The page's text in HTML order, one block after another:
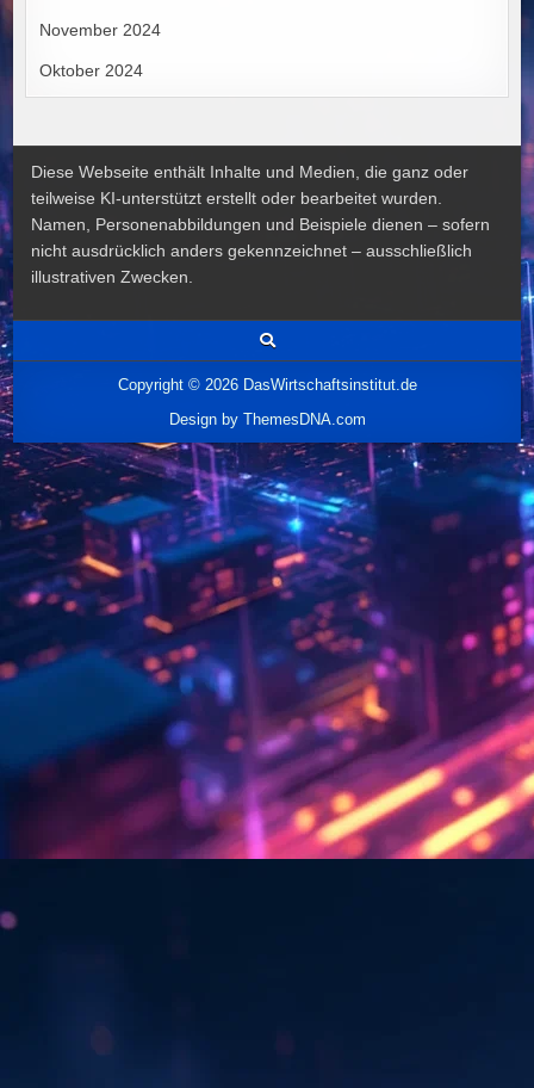
November 2024
Oktober 2024
Diese Webseite enthält Inhalte und Medien, die ganz oder
teilweise KI-unterstützt erstellt oder bearbeitet wurden.
Namen, Personenabbildungen und Beispiele dienen – sofern
nicht ausdrücklich anders gekennzeichnet – ausschließlich
illustrativen Zwecken.
Copyright © 2026 DasWirtschaftsinstitut.de
Design by ThemesDNA.com